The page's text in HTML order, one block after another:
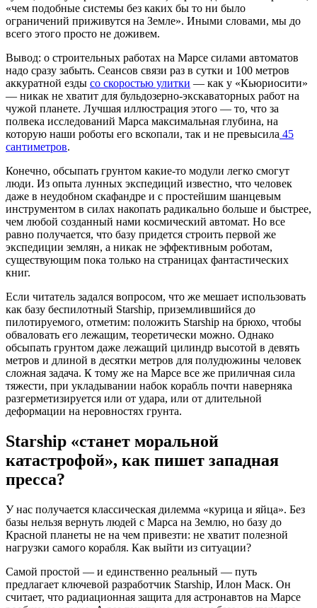
«чем подобные системы без каких бы то ни было
ограничений приживутся на Земле». Иными словами, мы до
всего этого просто не доживем.
Вывод: о строительных работах на Марсе силами автоматов
надо сразу забыть. Сеансов связи раз в сутки и 100 метров
аккуратной езды со скоростью улитки — как у «Кьюриосити»
— никак не хватит для бульдозерно-экскаваторных работ на
чужой планете. Лучшая иллюстрация этого — то, что за
полвека исследований Марса максимальная глубина, на
которую наши роботы его вскопали, так и не превысила 45
сантиметров.
Конечно, обсыпать грунтом какие-то модули легко смогут
люди. Из опыта лунных экспедиций известно, что человек
даже в неудобном скафандре и с простейшим шанцевым
инструментом в силах накопать радикально больше и быстрее,
чем любой созданный нами космический автомат. Но все
равно получается, что базу придется строить первой же
экспедиции землян, а никак не эффективным роботам,
существующим пока только на страницах фантастических
книг.
Если читатель задался вопросом, что же мешает использовать
как базу беспилотный Starship, приземлившийся до
пилотируемого, отметим: положить Starship на брюхо, чтобы
обваловать его лежащим, теоретически можно. Однако
обсыпать грунтом даже лежащий цилиндр высотой в девять
метров и длиной в десятки метров для полудюжины человек
сложная задача. К тому же на Марсе все же приличная сила
тяжести, при укладывании набок корабль почти наверняка
разгерметизируется или от удара, или от длительной
деформации на неровностях грунта.
Starship «станет моральной
катастрофой», как пишет западная
пресса?
У нас получается классическая дилемма «курица и яйца». Без
базы нельзя вернуть людей с Марса на Землю, но базу до
Красной планеты не на чем привезти: не хватит полезной
нагрузки самого корабля. Как выйти из ситуации?
Самой простой — и единственно реальный — путь
предлагает ключевой разработчик Starship, Илон Маск. Он
считает, что радиационная защита для астронавтов на Марсе